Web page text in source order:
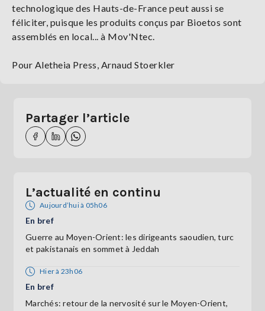
technologique des Hauts-de-France peut aussi se
féliciter, puisque les produits conçus par Bioetos sont
assemblés en local... à Mov'Ntec.
Pour Aletheia Press, Arnaud Stoerkler
Partager l’article
L’actualité en continu
Aujourd’hui à 05h06
En bref
Guerre au Moyen-Orient: les dirigeants saoudien, turc
et pakistanais en sommet à Jeddah
Hier à 23h06
En bref
Marchés: retour de la nervosité sur le Moyen-Orient,